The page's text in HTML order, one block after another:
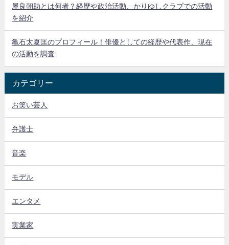
屋良朝助とは何者？経歴や政治活動、かりゆしクラブでの活動
を紹介
亀石太夏匡のプロフィール！俳優としての経歴や代表作、現在
の活動を調査
カテゴリー
お笑い芸人
弁護士
音楽
モデル
エンタメ
実業家